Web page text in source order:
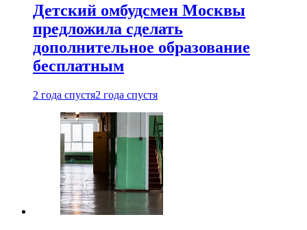
Детский омбудсмен Москвы
предложила сделать
дополнительное образование
бесплатным
2 года спустя2 года спустя